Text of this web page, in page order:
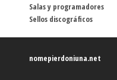
Salas y programadores
Sellos discográficos
nomepierdoniuna.net